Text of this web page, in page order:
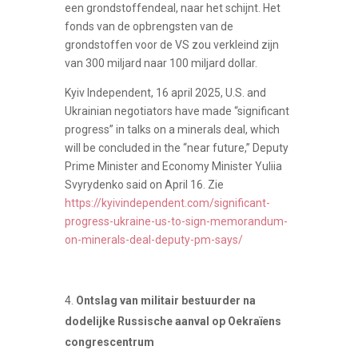
een grondstoffendeal, naar het schijnt. Het
fonds van de opbrengsten van de
grondstoffen voor de VS zou verkleind zijn
van 300 miljard naar 100 miljard dollar.
Kyiv Independent, 16 april 2025, U.S. and
Ukrainian negotiators have made “significant
progress” in talks on a minerals deal, which
will be concluded in the “near future,” Deputy
Prime Minister and Economy Minister Yuliia
Svyrydenko said on April 16. Zie
https://kyivindependent.com/significant-
progress-ukraine-us-to-sign-memorandum-
on-minerals-deal-deputy-pm-says/
Ontslag van militair bestuurder na
dodelijke Russische aanval op Oekraïens
congrescentrum